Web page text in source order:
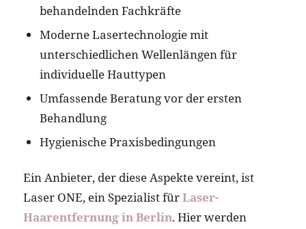
behandelnden Fachkräfte
Moderne Lasertechnologie mit
unterschiedlichen Wellenlängen für
individuelle Hauttypen
Umfassende Beratung vor der ersten
Behandlung
Hygienische Praxisbedingungen
Ein Anbieter, der diese Aspekte vereint, ist
Laser ONE, ein Spezialist fürLaser-
Haarentfernung in Berlin. Hier werden